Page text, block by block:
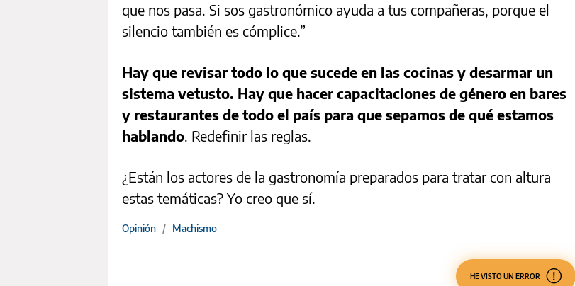
que nos pasa. Si sos gastronómico ayuda a tus compañeras, porque el
silencio también es cómplice.”
Hay que revisar todo lo que sucede en las cocinas y desarmar un
sistema vetusto. Hay que hacer capacitaciones de género en bares
y restaurantes de todo el país para que sepamos de qué estamos
hablando. Redefinir las reglas.
¿Están los actores de la gastronomía preparados para tratar con altura
estas temáticas? Yo creo que sí.
Opinión / Machismo
HE VISTO UN ERROR